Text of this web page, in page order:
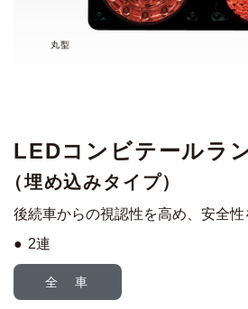
LEDコンビテールラ
（埋め込みタイプ）
後続車からの視認性を高め、安全性
2連
全 車